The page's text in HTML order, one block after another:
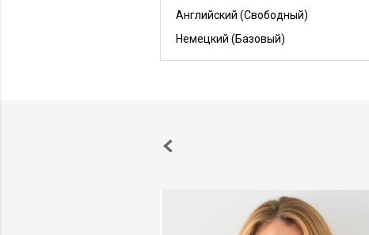
Английский (Свободный)
Немецкий (Базовый)